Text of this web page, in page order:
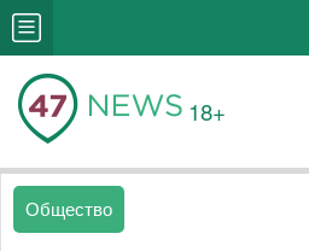
18+
Общество